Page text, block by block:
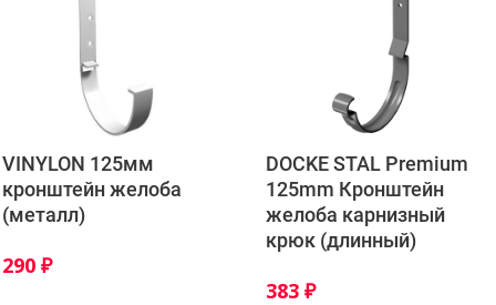
VINYLON 125мм
кронштейн желоба
(металл)
290 ₽
DOCKE STAL Premium
125mm Кронштейн
желоба карнизный
крюк (длинный)
383 ₽